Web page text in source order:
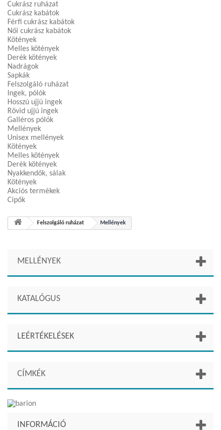
Cukrász ruházat
Cukrász kabátok
Férfi cukrász kabátok
Női cukrász kabátok
Kötények
Melles kötények
Derék kötények
Nadrágok
Sapkák
Felszolgáló ruházat
Ingek, pólók
Hosszú ujjú ingek
Rövid ujjú ingek
Galléros pólók
Mellények
Unisex mellények
Kötények
Melles kötények
Derék kötények
Nyakkendők, sálak
Kötények
Akciós termékek
Cipők
Felszolgáló ruházat Mellények
MELLÉNYEK
KATALÓGUS
LEÉRTÉKELÉSEK
CÍMKÉK
INFORMÁCIÓ